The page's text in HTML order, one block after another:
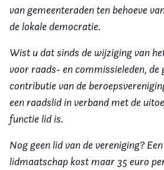
van gemeenteraden ten behoeve
de lokale democratie.
Wist u dat sinds de wijziging van
voor raads- en commissieleden, de
contributie van de
een raadslid in verband met de
functie lid is.
Nog geen lid van de vereniging?
lidmaatschap kost maar 35 euro